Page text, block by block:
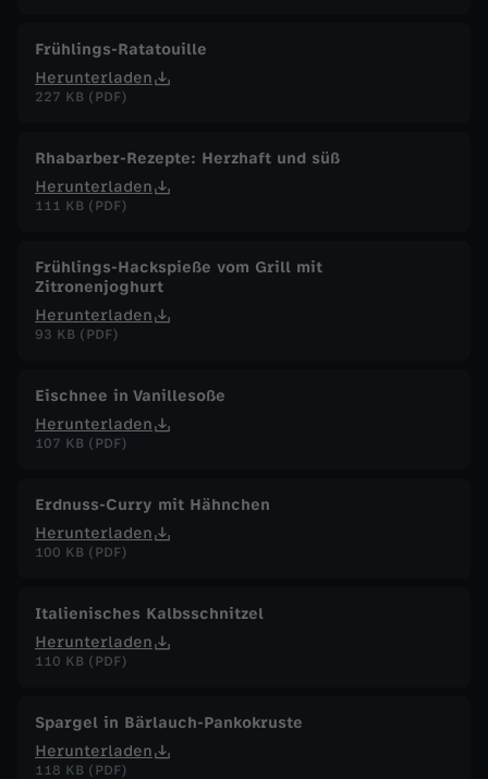
Frühlings-Ratatouille
Herunterladen
227 KB (PDF)
Rhabarber-Rezepte: Herzhaft und süß
Herunterladen
111 KB (PDF)
Frühlings-Hackspieße vom Grill mit
Zitronenjoghurt
Herunterladen
93 KB (PDF)
Eischnee in Vanillesoße
Herunterladen
107 KB (PDF)
Erdnuss-Curry mit Hähnchen
Herunterladen
100 KB (PDF)
Italienisches Kalbsschnitzel
Herunterladen
110 KB (PDF)
Spargel in Bärlauch-Pankokruste
Herunterladen
118 KB (PDF)